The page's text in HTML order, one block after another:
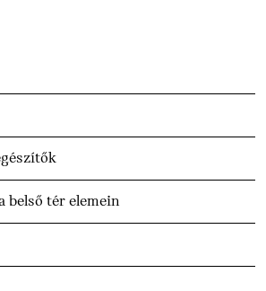
belső tér elemein